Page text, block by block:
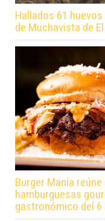
Hallados 61
de Muchavista de
Burger Manía
hamburguesas
gastronómico del 6